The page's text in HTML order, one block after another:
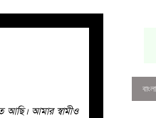
আছি। আমার স্বামীও